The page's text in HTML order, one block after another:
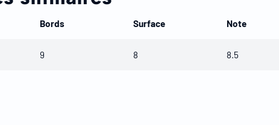
Bords Surface Note
9 8 8.5